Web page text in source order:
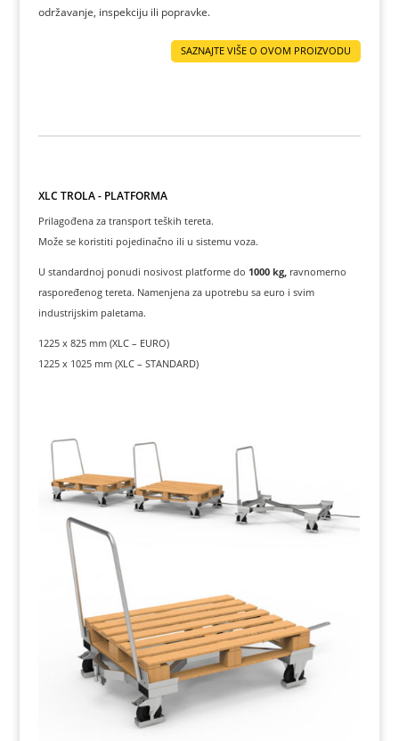
održavanje, inspekciju ili popravke.
SAZNAJTE VIŠE O OVOM PROIZVODU
XLC TROLA - PLATFORMA
Prilagođena za transport teških tereta.
Može se koristiti pojedinačno ili u sistemu voza.
U standardnoj ponudi nosivost platforme do 1000 kg, ravnomerno
raspoređenog tereta. Namenjena za upotrebu sa euro i svim
industrijskim paletama.
1225 x 825 mm (XLC – EURO)
1225 x 1025 mm (XLC – STANDARD)